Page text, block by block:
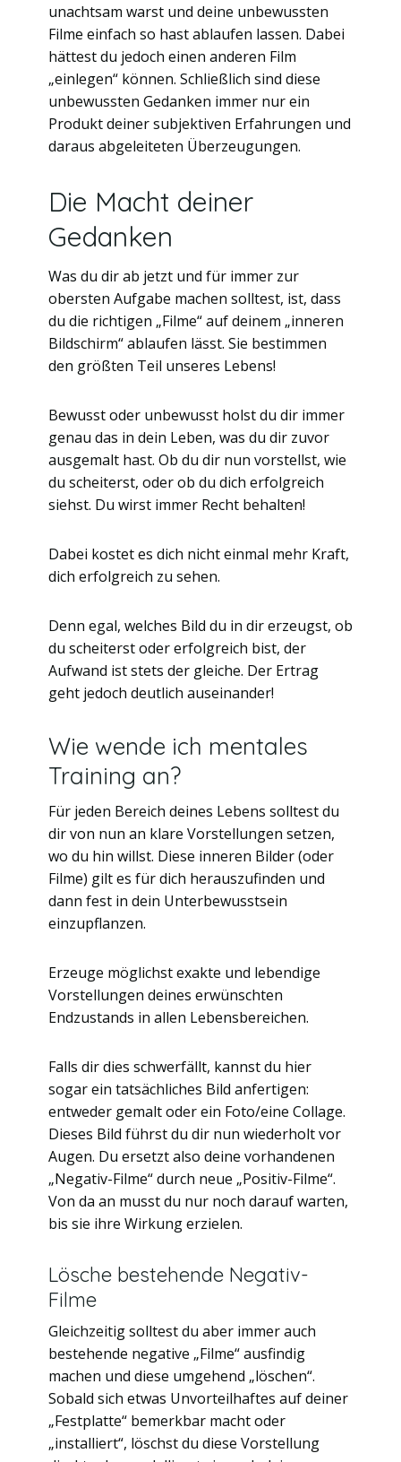
unachtsam warst und deine unbewussten
Filme einfach so hast ablaufen lassen. Dabei
hättest du jedoch einen anderen Film
„einlegen“ können. Schließlich sind diese
unbewussten Gedanken immer nur ein
Produkt deiner subjektiven Erfahrungen und
daraus abgeleiteten Überzeugungen.
Die Macht deiner
Gedanken
Was du dir ab jetzt und für immer zur
obersten Aufgabe machen solltest, ist, dass
du die richtigen „Filme“ auf deinem „inneren
Bildschirm“ ablaufen lässt. Sie bestimmen
den größten Teil unseres Lebens!
Bewusst oder unbewusst holst du dir immer
genau das in dein Leben, was du dir zuvor
ausgemalt hast. Ob du dir nun vorstellst, wie
du scheiterst, oder ob du dich erfolgreich
siehst. Du wirst immer Recht behalten!
Dabei kostet es dich nicht einmal mehr Kraft,
dich erfolgreich zu sehen.
Denn egal, welches Bild du in dir erzeugst, ob
du scheiterst oder erfolgreich bist, der
Aufwand ist stets der gleiche. Der Ertrag
geht jedoch deutlich auseinander!
Wie wende ich mentales
Training an?
Für jeden Bereich deines Lebens solltest du
dir von nun an klare Vorstellungen setzen,
wo du hin willst. Diese inneren Bilder (oder
Filme) gilt es für dich herauszufinden und
dann fest in dein Unterbewusstsein
einzupflanzen.
Erzeuge möglichst exakte und lebendige
Vorstellungen deines erwünschten
Endzustands in allen Lebensbereichen.
Falls dir dies schwerfällt, kannst du hier
sogar ein tatsächliches Bild anfertigen:
entweder gemalt oder ein Foto/eine Collage.
Dieses Bild führst du dir nun wiederholt vor
Augen. Du ersetzt also deine vorhandenen
„Negativ-Filme“ durch neue „Positiv-Filme“.
Von da an musst du nur noch darauf warten,
bis sie ihre Wirkung erzielen.
Lösche bestehende Negativ-
Filme
Gleichzeitig solltest du aber immer auch
bestehende negative „Filme“ ausfindig
machen und diese umgehend „löschen“.
Sobald sich etwas Unvorteilhaftes auf deiner
„Festplatte“ bemerkbar macht oder
„installiert“, löschst du diese Vorstellung